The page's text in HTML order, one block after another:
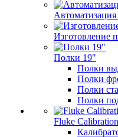
Изготовление
Полки 19"
Полки
Полки
Полки
Полки
Fluke Calibration